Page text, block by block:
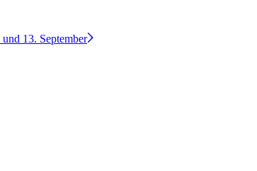
13. September